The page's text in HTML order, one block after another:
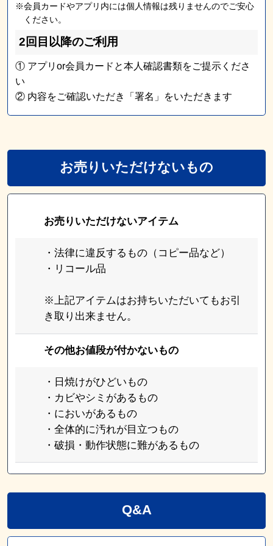
※会員カードやアプリ内には個人情報は残りませんのでご安心
ください。
2回目以降のご利用
① アプリor会員カードと本人確認書類をご提示くださ
い
② 内容をご確認いただき「署名」をいただきます
お売りいただけないもの
お売りいただけないアイテム
・法律に違反するもの（コピー品など）
・リコール品
※上記アイテムはお持ちいただいてもお引
き取り出来ません。
その他お値段が付かないもの
・日焼けがひどいもの
・カビやシミがあるもの
・においがあるもの
・全体的に汚れが目立つもの
・破損・動作状態に難があるもの
Q&A